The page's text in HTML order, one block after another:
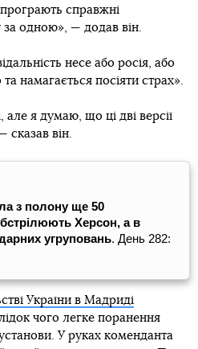
програють справжні
за одною», — додав він.
несе або росія, або
намагається посіяти страх».
але я думаю, що ці дві версії
сказав він.
з полону ще 50
Херсон, а в
угруповань. День 282:
України в Мадриді
чого легке поранення
У руках коменданта